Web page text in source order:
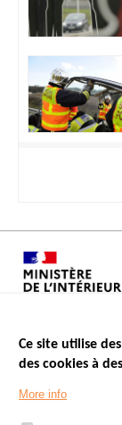
Menu
Footer
LES SITES PUBLICS
ÉTAT DE
Ce site utilise
des cookies à
More info